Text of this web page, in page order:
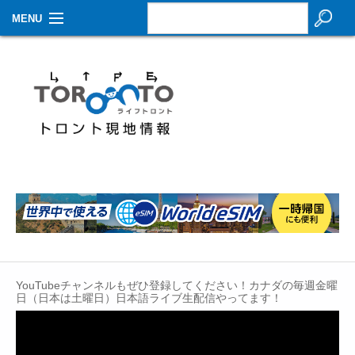
MENU
生活情報
その他
イベントカレンダー
About Us
YouTubeチャンネルもぜひ登録してください！カナダの毎週金曜
日（日本は土曜日）日本語ライブ生配信やってます！